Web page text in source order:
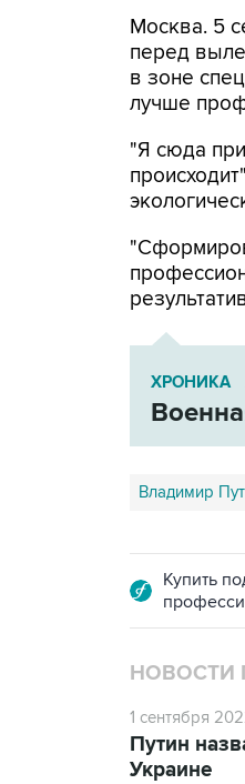
Москва. 5
перед
в зоне
лучше
"Я сюда
ХРОНИКА
Владимир
Купить
НОВОСТИ
1 сентября
Путин
Украине